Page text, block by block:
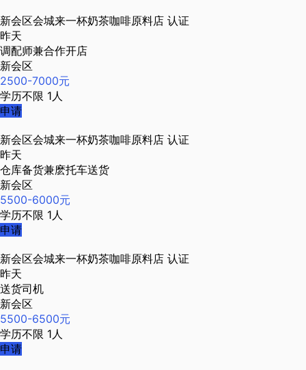
新会区会城来一杯奶茶咖啡原料店 认证
昨天
调配师兼合作开店
新会区
2500-7000元
学历不限 1人
申请
新会区会城来一杯奶茶咖啡原料店 认证
昨天
仓库备货兼麽托车送货
新会区
5500-6000元
学历不限 1人
申请
新会区会城来一杯奶茶咖啡原料店 认证
昨天
送货司机
新会区
5500-6500元
学历不限 1人
申请